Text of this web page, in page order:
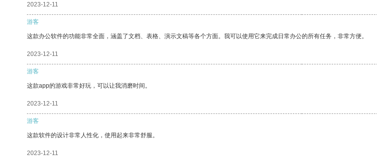
2023-12-11
游客
这款办公软件的功能非常全面，涵盖了文档、表格、演示文稿等各个方面。我可以使用它来完成日常办公的所有任务，非常方便。
2023-12-11
游客
这款app的游戏非常好玩，可以让我消磨时间。
2023-12-11
游客
这款软件的设计非常人性化，使用起来非常舒服。
2023-12-11